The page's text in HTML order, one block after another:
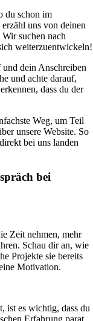
du schon im
uns von deinen
suchen nach
weiterzuentwickeln!
dein Anschreiben
und achte darauf,
dass du der
Weg, um Teil
unsere Website. So
bei uns landen
bei
Zeit nehmen, mehr
Schau dir an, wie
Projekte sie bereits
Motivation.
ist es wichtig, dass du
Erfahrung parat